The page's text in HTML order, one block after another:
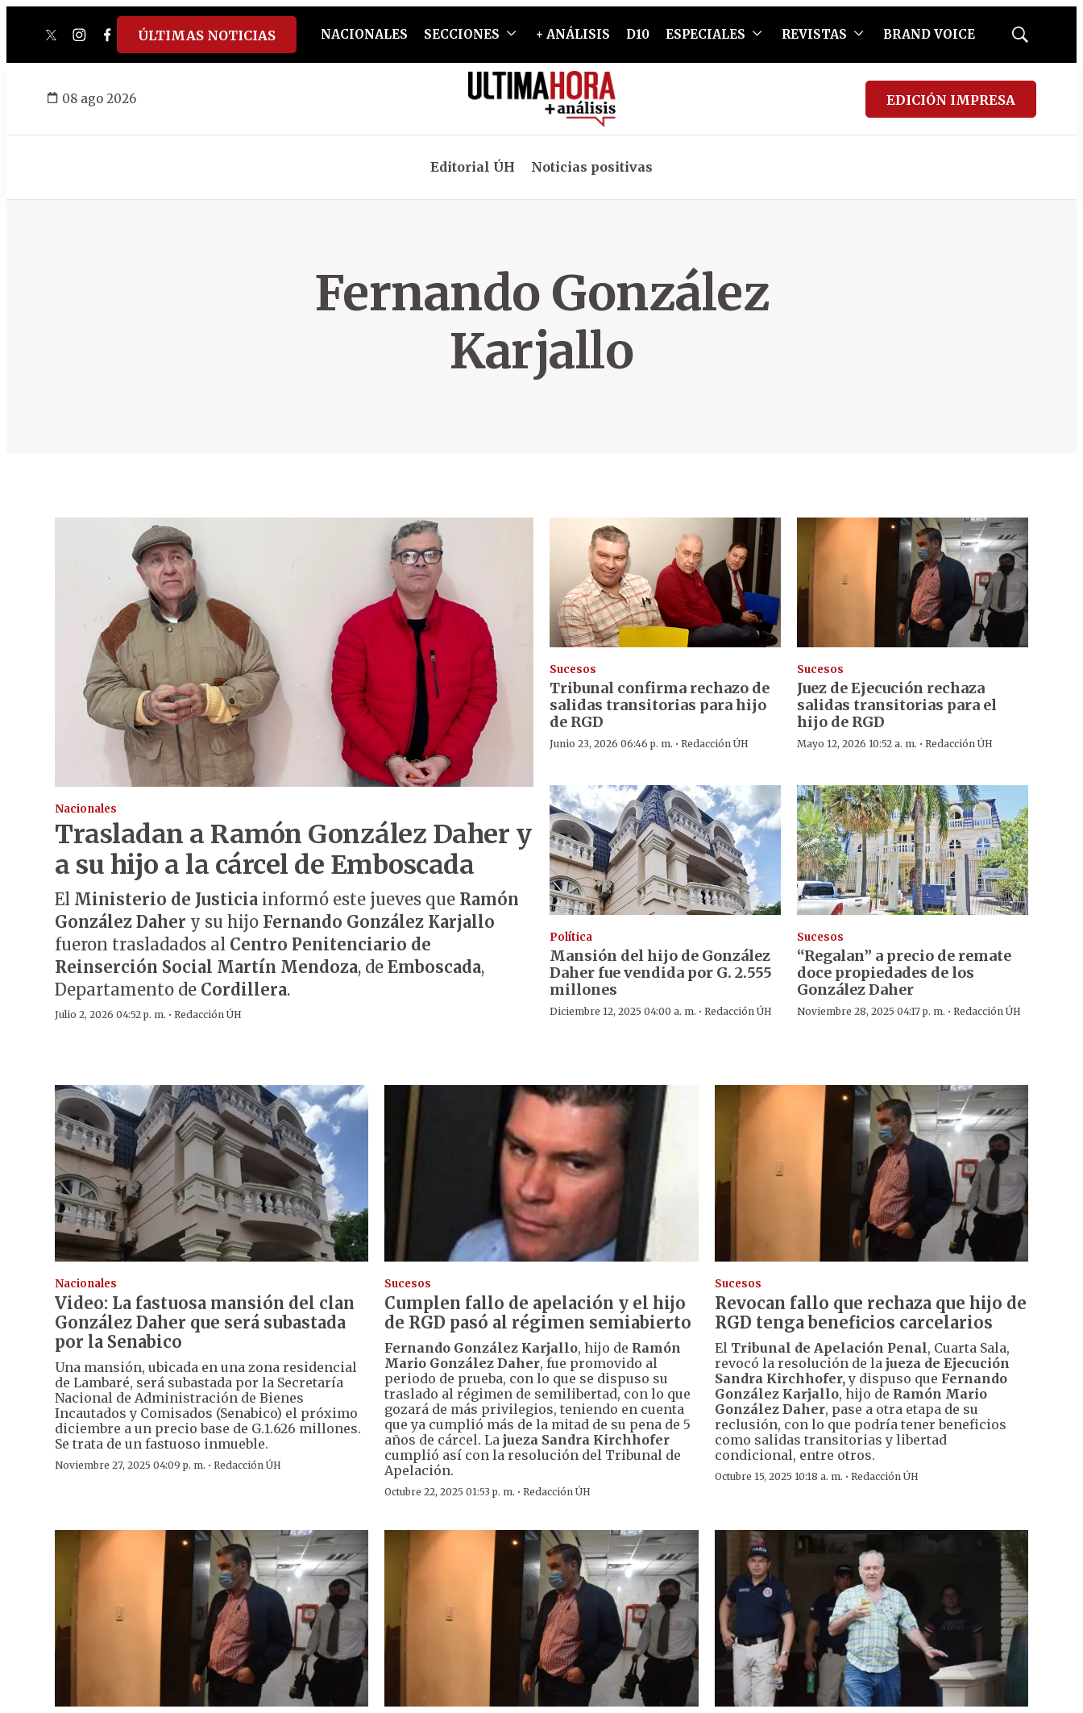
twitterinstagram
facebook
tiktokyoutube
spotify
ÚLTIMAS NOTICIAS NACIONALES SECCIONES + ANÁLISIS D10 ESPECIALES REVISTAS BRAND VOICE
Mostrar
08 ago 2026 EDICIÓN IMPRESA
Editorial ÚH Noticias positivas
Fernando González
Karjallo
Nacionales
Trasladan a Ramón González Daher y
a su hijo a la cárcel de Emboscada
El Ministerio de Justicia informó este jueves que Ramón
González Daher y su hijo Fernando González Karjallo
fueron trasladados al Centro Penitenciario de
Reinserción Social Martín Mendoza, de Emboscada,
Departamento de Cordillera.
Julio 2, 2026 04:52 p. m. · Redacción ÚH
Sucesos
Tribunal confirma rechazo de
salidas transitorias para hijo
de RGD
Junio 23, 2026 06:46 p. m. · Redacción ÚH
Sucesos
Juez de Ejecución rechaza
salidas transitorias para el
hijo de RGD
Mayo 12, 2026 10:52 a. m. · Redacción ÚH
Política
Mansión del hijo de González
Daher fue vendida por G. 2.555
millones
Diciembre 12, 2025 04:00 a. m. · Redacción ÚH
Sucesos
“Regalan” a precio de remate
doce propiedades de los
González Daher
Noviembre 28, 2025 04:17 p. m. · Redacción ÚH
Nacionales
Video: La fastuosa mansión del clan
González Daher que será subastada
por la Senabico
Una mansión, ubicada en una zona residencial
de Lambaré, será subastada por la Secretaría
Nacional de Administración de Bienes
Incautados y Comisados (Senabico) el próximo
diciembre a un precio base de G.1.626 millones.
Se trata de un fastuoso inmueble.
Noviembre 27, 2025 04:09 p. m. · Redacción ÚH
Sucesos
Cumplen fallo de apelación y el hijo
de RGD pasó al régimen semiabierto
Fernando González Karjallo, hijo de Ramón
Mario González Daher, fue promovido al
periodo de prueba, con lo que se dispuso su
traslado al régimen de semilibertad, con lo que
gozará de más privilegios, teniendo en cuenta
que ya cumplió más de la mitad de su pena de 5
años de cárcel. Lajueza Sandra Kirchhofer
cumplió así con la resolución del Tribunal de
Apelación.
Octubre 22, 2025 01:53 p. m. ·Redacción ÚH
Sucesos
Revocan fallo que rechaza que hijo de
RGD tenga beneficios carcelarios
El Tribunal de Apelación Penal, Cuarta Sala,
revocó la resolución de la jueza de Ejecución
Sandra Kirchhofer,y dispuso que Fernando
González Karjallo, hijo de Ramón Mario
González Daher, pase a otra etapa de su
reclusión, con lo que podría tener beneficios
como salidas transitorias y libertad
condicional, entre otros.
Octubre 15, 2025 10:18 a. m. · Redacción ÚH